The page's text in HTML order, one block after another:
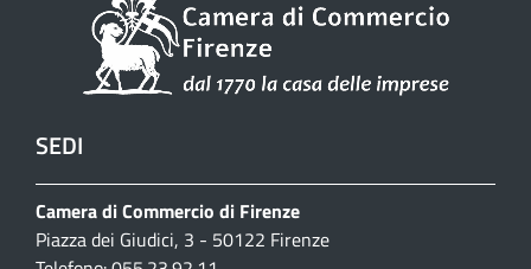
SEDI
Camera di Commercio di Firenze
Piazza dei Giudici, 3 - 50122 Firenze